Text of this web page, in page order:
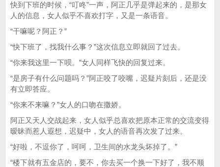
快到下班的时候，“叮咚”一声，阿正几乎是弹起来的，是那女
人的信息，女人似乎不喜欢打字，又是一条语音。
“干嘛呢？阿正？”
“快下班了，找我什么事？”这次信息立即就回了过去。
“你来我这里一下呗。”女人同样飞快的回复过来。
“是房子有什么问题吗？”阿正咬了咬嘴，迟疑片刻后，还是没
有立即答应。
“你来不来嘛？”女人的口吻在撒娇。
阿正又天人交战起来，女人似乎总喜欢把原本正常的交流变得
暧昧而惹人遐想，迟疑中，女人的语音再次发了过来。
“好啦，不逗你了，呵呵，卫生间的水龙头坏掉了。”
“楼下就有五金店的，要不，你去买一个换一下好了，我不顺